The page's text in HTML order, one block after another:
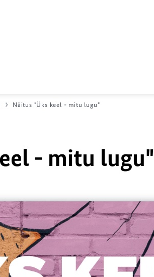
Näitus "Üks keel - mitu lugu"
- mitu lugu"